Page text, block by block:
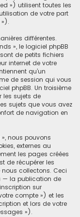
») utilisent toutes les
de votre part
différentes.
», le logiciel phpBB
de petits fichiers
internet de votre
qu’un
de session qui vous
phpBB. Un troisième
les sujets de
sujets que vous avez
de navigation en
», nous pouvons
externes au
les pages créées
de récupérer les
collectons. Ceci
— la publication de
sur
compte ») et les
et lors de votre
»).